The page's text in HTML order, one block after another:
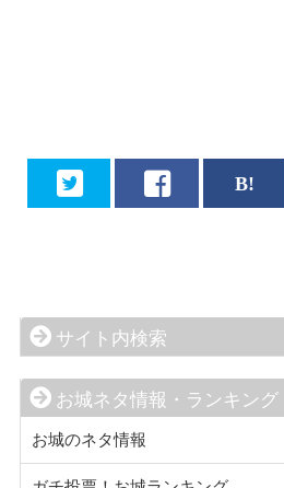
サイト内検索
お城ネタ情報・ランキング
お城のネタ情報